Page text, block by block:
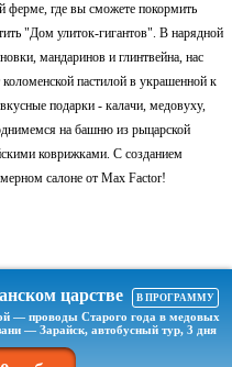
ферме, где вы сможете покормить
"Дом улиток-гигантов". В нарядной
мандаринов и глинтвейна, нас
пастилой в украшенной к
подарки - калачи, медовуху,
на башню из рыцарской
коврижками. С созданием
салоне от Max Factor!
царстве В ПРОГРАММУ
— проводы Старого года в медовых
— Зарайск, автобусный тур, 3 дня